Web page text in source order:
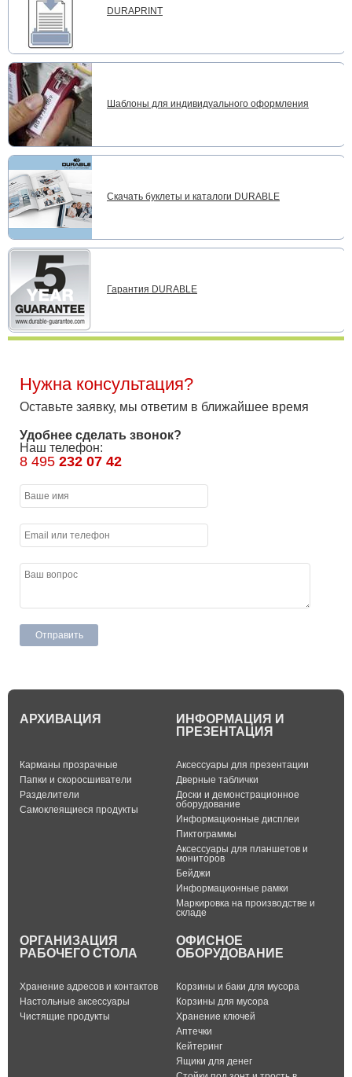
DURAPRINT
Шаблоны для индивидуального оформления
Скачать буклеты и каталоги DURABLE
Гарантия DURABLE
Нужна консультация?
Оставьте заявку, мы ответим в ближайшее время
Удобнее сделать звонок?
Наш телефон:
8 495 232 07 42
АРХИВАЦИЯ
Карманы прозрачные
Папки и скоросшиватели
Разделители
Самоклеящиеся продукты
ИНФОРМАЦИЯ И
ПРЕЗЕНТАЦИЯ
Аксессуары для презентации
Дверные таблички
Доски и демонстрационное
оборудование
Информационные дисплеи
Пиктограммы
Аксессуары для планшетов и
мониторов
Бейджи
Информационные рамки
Маркировка на производстве и
складе
ОРГАНИЗАЦИЯ
РАБОЧЕГО СТОЛА
Хранение адресов и контактов
Настольные аксессуары
Чистящие продукты
ОФИСНОЕ
ОБОРУДОВАНИЕ
Корзины и баки для мусора
Корзины для мусора
Хранение ключей
Аптечки
Кейтеринг
Ящики для денег